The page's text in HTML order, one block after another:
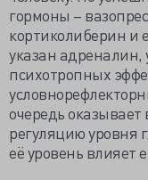
гормоны –
кортиколиберин и
указан адреналин,
психотропных
очередь
регуляцию уровня
её уровень влияет